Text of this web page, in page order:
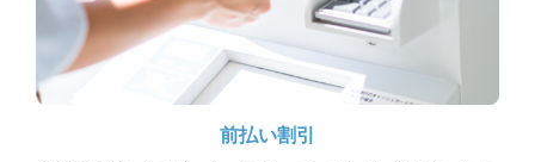
前払い割引